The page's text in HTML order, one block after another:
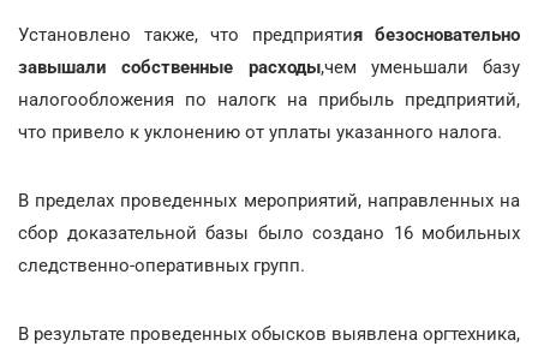
Установлено также, что предприятия безосновательно
завышали собственные расходы,чем уменьшали базу
налогообложения по налогк на прибыль предприятий,
что привело к уклонению от уплаты указанного налога.
В пределах проведенных мероприятий, направленных на
сбор доказательной базы было создано 16 мобильных
следственно-оперативных групп.
В результате проведенных обысков выявлена оргтехника,